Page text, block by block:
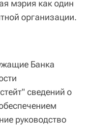
мэрия как один
организации.
Банка
сведений о
руководство